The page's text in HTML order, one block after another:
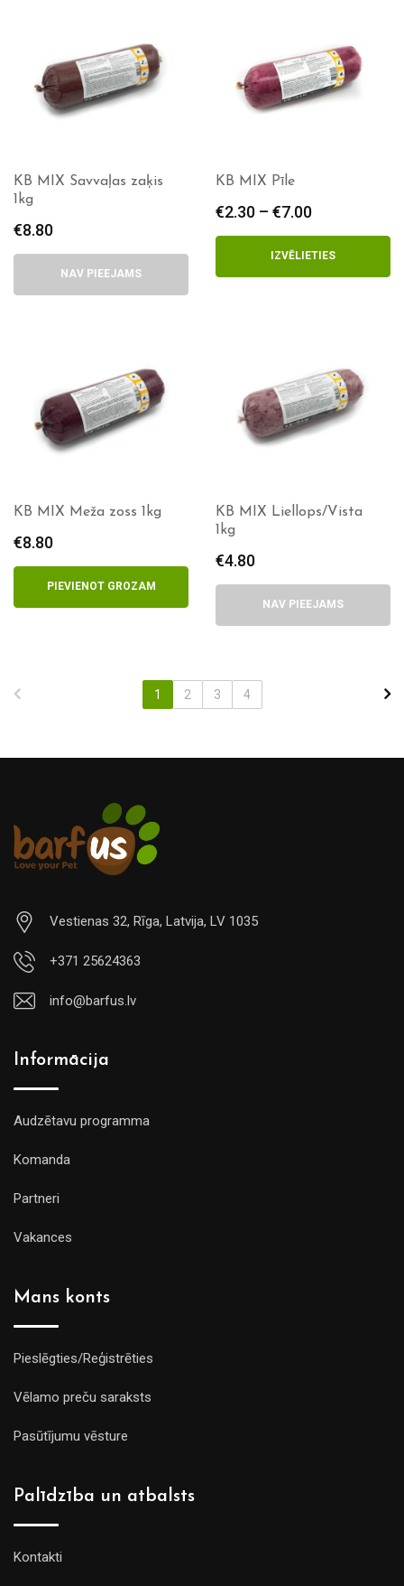
KB MIX Savvaļas zaķis
1kg
€8.80
NAV PIEEJAMS
KB MIX Pīle
€2.30 – €7.00
range:
€2.30
through
IZVĒLIETIES
KB MIX Meža zoss 1kg
€8.80
PIEVIENOT GROZAM
KB MIX Liellops/Vista
1kg
€4.80
NAV PIEEJAMS
1 2 3 4
Vestienas 32, Rīga, Latvija, LV 1035
+371 25624363
info@barfus.lv
Informācija
Audzētavu programma
Komanda
Partneri
Vakances
Mans konts
Pieslēgties/Reģistrēties
Vēlamo preču saraksts
Pasūtījumu vēsture
Palīdzība un atbalsts
Kontakti